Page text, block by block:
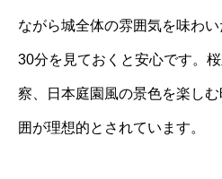
ながら城全体の雰囲気を味わ
30分を見ておくと安心です。
察、日本庭園風の景色を楽し
囲が理想的とされています。